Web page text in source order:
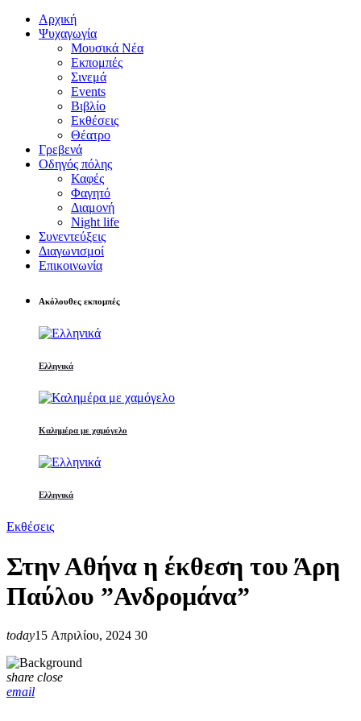
Αρχική
Ψυχαγωγία
Μουσικά Νέα
Εκπομπές
Σινεμά
Events
Βιβλίο
Εκθέσεις
Θέατρο
Γρεβενά
Οδηγός πόλης
Καφές
Φαγητό
Διαμονή
Night life
Συνεντεύξεις
Διαγωνισμοί
Επικοινωνία
Ακόλουθες εκπομπές
Ελληνικά
Καλημέρα με χαμόγελο
Ελληνικά
Εκθέσεις
Στην Αθήνα η έκθεση του Άρη
Παύλου ”Ανδρομάνα”
today15 Απριλίου, 2024 30
share close
email